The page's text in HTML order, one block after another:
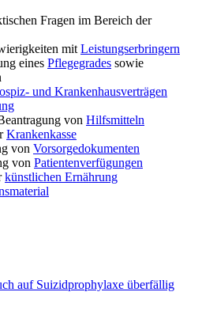
Fragen im Bereich der
mit Leistungserbringern
eines Pflegegrades sowie
und Krankenhausverträgen
von Hilfsmitteln
Krankenkasse
von Vorsorgedokumenten
von Patientenverfügungen
künstlichen Ernährung
auf Suizidprophylaxe überfällig